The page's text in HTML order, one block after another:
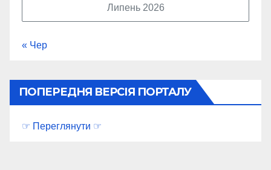
Липень 2026
« Чер
ПОПЕРЕДНЯ ВЕРСІЯ ПОРТАЛУ
☞ Переглянути ☞